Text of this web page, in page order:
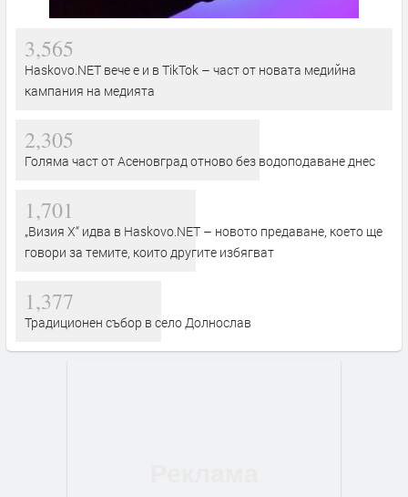
3,565
Haskovo.NET вече е и в TikTok – част от новата медийна
кампания на медията
2,305
Голяма част от Асеновград отново без водоподаване днес
1,701
„Визия Х“ идва в Haskovo.NET – новото предаване, което ще
говори за темите, които другите избягват
1,377
Традиционен събор в село Долнослав